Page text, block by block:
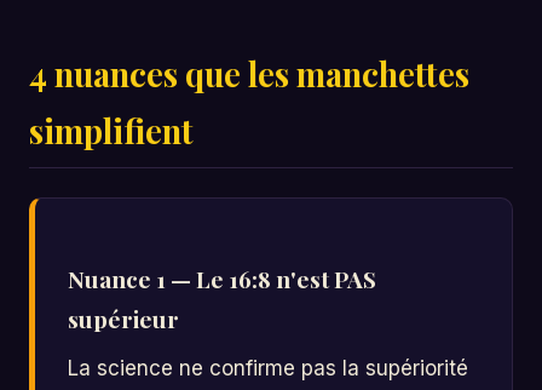
4 nuances que les manchettes
simplifient
Nuance 1 — Le 16:8 n'est PAS
supérieur
La science ne confirme pas la supériorité